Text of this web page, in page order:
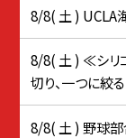
8/8( 土 ) UCLA
8/8( 土 ) ≪シリ
切り、一つに絞る
8/8( 土 ) 野球